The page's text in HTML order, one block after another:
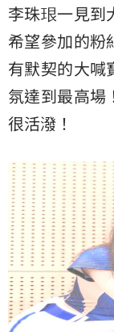
李珠珢一見到
希望參加的粉
有默契的大喊
氛達到最高場
很活潑！